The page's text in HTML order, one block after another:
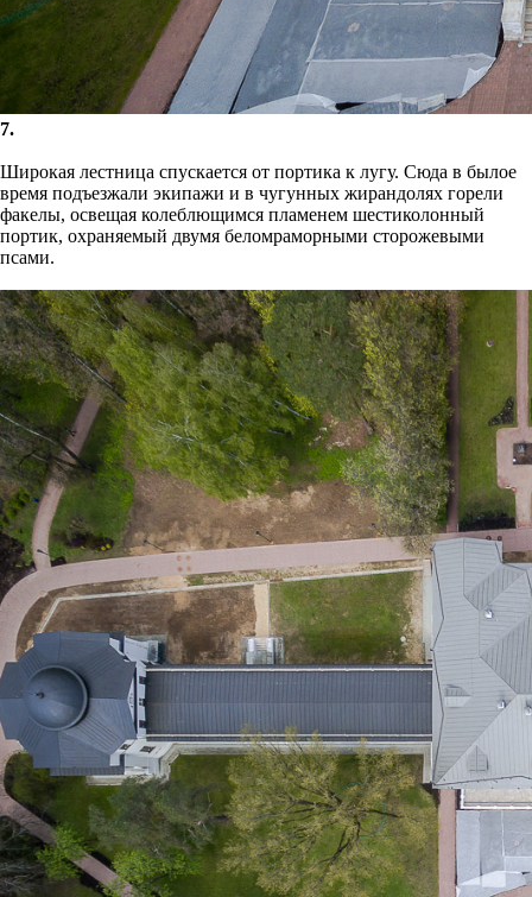
7.
Широкая лестница спускается от портика к лугу. Сюда в былое
время подъезжали экипажи и в чугунных жирандолях горели
факелы, освещая колеблющимся пламенем шестиколонный
портик, охраняемый двумя беломраморными сторожевыми
псами.